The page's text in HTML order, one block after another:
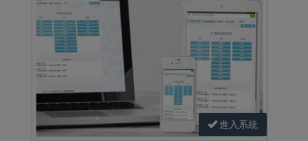
進入系統